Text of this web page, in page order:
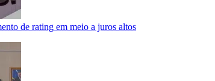
de rating em meio a juros altos